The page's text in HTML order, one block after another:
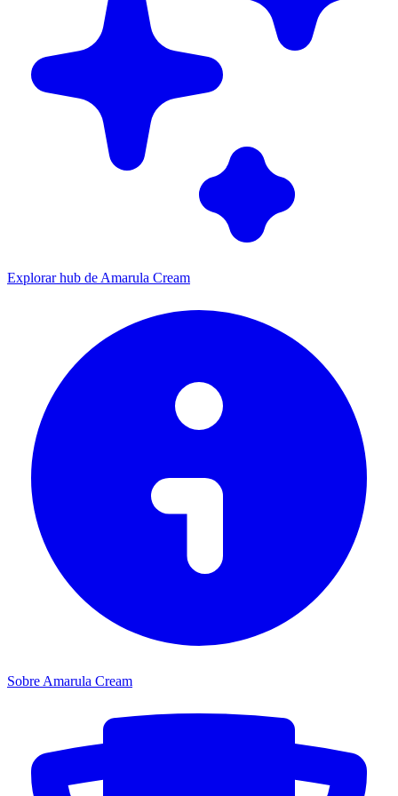
Explorar hub de Amarula Cream
Sobre Amarula Cream